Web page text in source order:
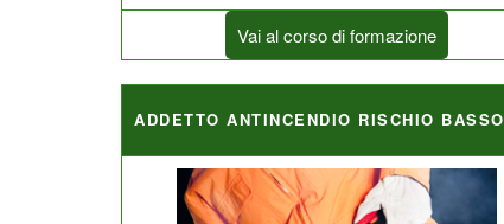
Vai al corso di formazione
ADDETTO ANTINCENDIO RISCHIO BASSO